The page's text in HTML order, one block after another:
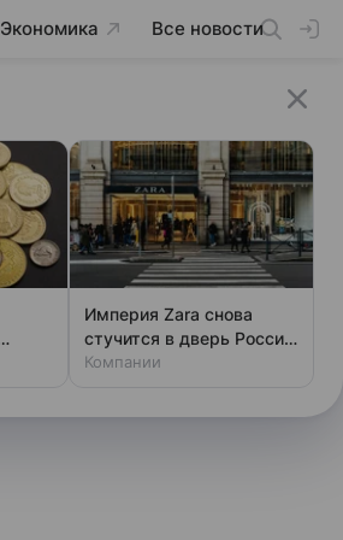
Экономика Все новости
Империя Zara снова
стучится в дверь России:
что скрывает
Компании